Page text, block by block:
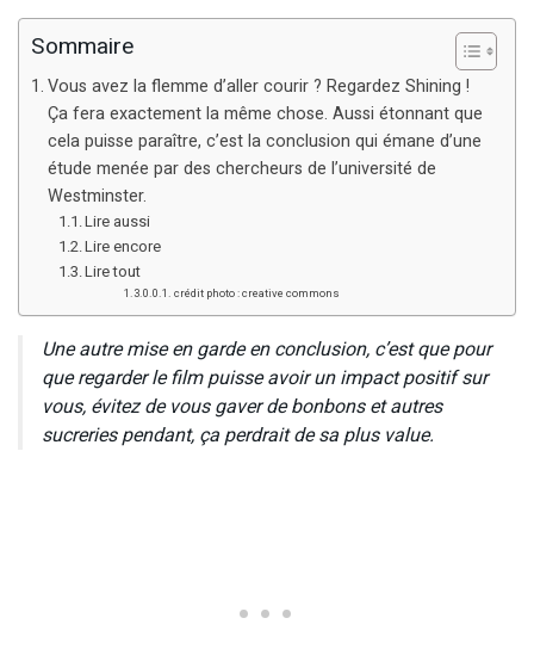
Sommaire
Vous avez la flemme d’aller courir ? Regardez Shining !
Ça fera exactement la même chose. Aussi étonnant que
cela puisse paraître, c’est la conclusion qui émane d’une
étude menée par des chercheurs de l’université de
Westminster.
Lire aussi
Lire encore
Lire tout
crédit photo : creative commons
Une autre mise en garde en conclusion, c’est que pour
que regarder le film puisse avoir un impact positif sur
vous, évitez de vous gaver de bonbons et autres
sucreries pendant, ça perdrait de sa plus value.